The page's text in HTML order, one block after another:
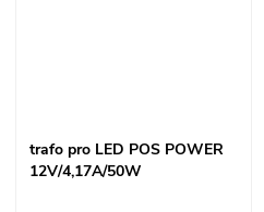
trafo pro LED POS POWER
12V/4,17A/50W